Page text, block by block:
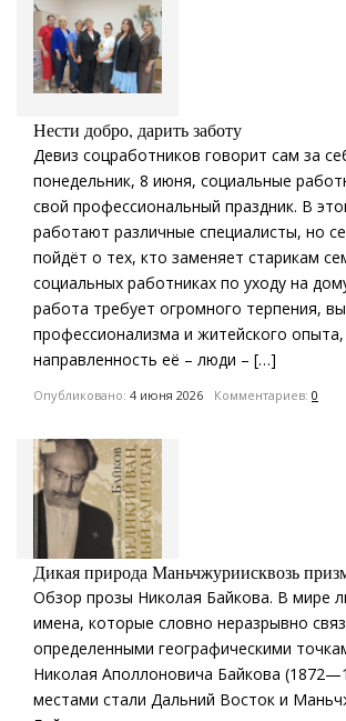
Нести добро, дарить заботу
Девиз соцработников говорит сам за
понедельник, 8 июня, социальные
свой профессиональный праздник. В
работают различные специалисты, но
пойдёт о тех, кто заменяет старикам
социальных работниках по уходу на
работа требует огромного терпения,
профессионализма и житейского опыта,
направленность её – люди – […]
Опубликовано: 4 июня 2026 Комментариев: 0
Дикая природа Маньчжуриисквозь
Обзор прозы Николая Байкова. В мире
имена, которые словно неразрывно
определенными географическими
Николая Аполлоновича Байкова
местами стали Дальний Восток и